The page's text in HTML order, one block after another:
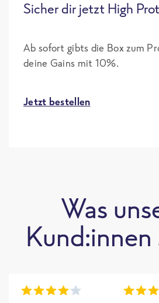
Sicher dir jetzt High
Ab sofort gibts die Box zum
deine Gains mit 10%.
Jetzt bestellen
Was
Kund:innen